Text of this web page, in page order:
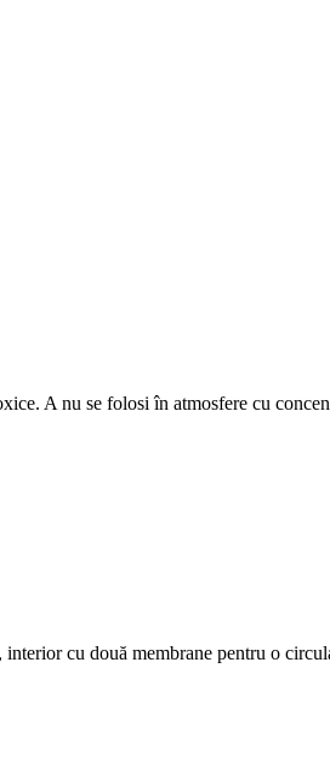
A nu se folosi în atmosfere cu
cu două membrane pentru o